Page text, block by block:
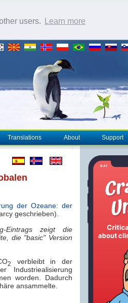
users. Learn more
Translations About Support
der Ozeane: der
geschrieben).
Eintrags zeigt die
die "basic" Version
2
verbleibt in der
worden. Dadurch
ansammelte.